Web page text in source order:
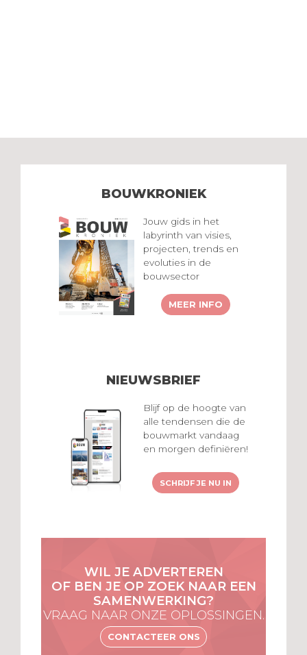
BOUWKRONIEK
Jouw gids in het
labyrinth van visies,
projecten, trends en
evoluties in de
bouwsector
MEER INFO
NIEUWSBRIEF
Blijf op de hoogte van
alle tendensen die de
bouwmarkt vandaag
en morgen definiëren!
SCHRIJF JE NU IN
WIL JE ADVERTEREN
OF BEN JE OP ZOEK NAAR EEN
SAMENWERKING?
VRAAG NAAR ONZE OPLOSSINGEN.
CONTACTEER ONS